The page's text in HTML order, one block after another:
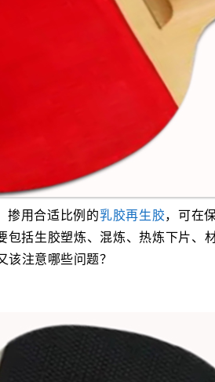
掺用合适比例的乳胶再生胶，可在
括生胶塑炼、混炼、热炼下片、
该注意哪些问题？